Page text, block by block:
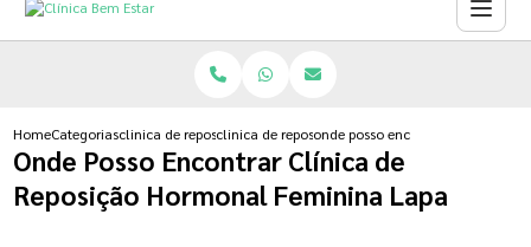
HomeCategoriasclinica de reposicao hormonalclinica de reposicao hormonal que emagrece
onde posso encontrar clinica de
Onde Posso Encontrar Clínica de
Reposição Hormonal Feminina Lapa